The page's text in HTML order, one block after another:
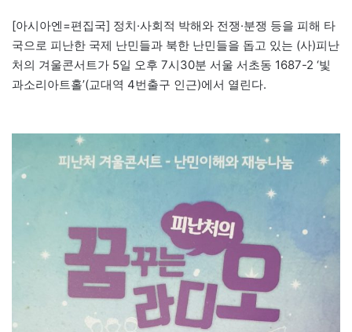
[아시아엔=편집국] 정치·사회적 박해와 전쟁·분쟁 등을 피해 타
국으로 피난한 국제 난민들과 북한 난민들을 돕고 있는 (사)피난
처의 겨울콘서트가 5일 오후 7시30분 서울 서초동 1687-2 ‘빛
과소리아트홀’(교대역 4번출구 인근)에서 열린다.